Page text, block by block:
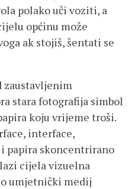
polako uči voziti, a
općinu može
ak stojiš, šentati se
zaustavljenim
stara fotografija simbol
koju vrijeme troši.
interface,
papira skoncentrirano
cijela vizuelna
umjetnički medij